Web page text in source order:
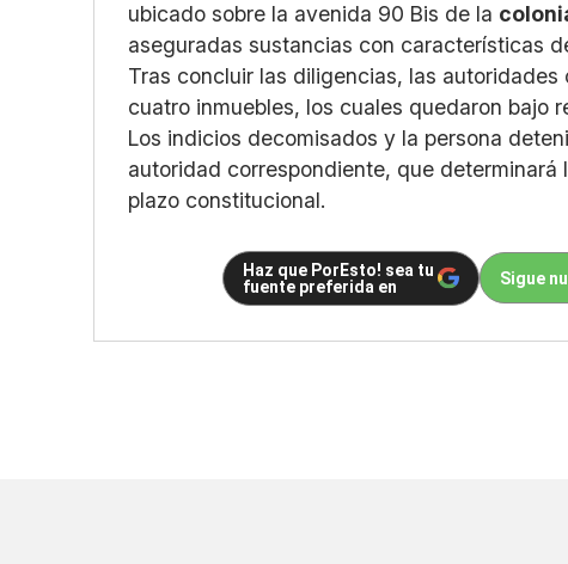
ubicado sobre la avenida 90 Bis de la
aseguradas sustancias con características
Tras concluir las diligencias, las
cuatro inmuebles, los cuales quedaron bajo
Los indicios decomisados y la persona
autoridad correspondiente, que
plazo constitucional.
Haz que PorEsto! sea tu
fuente preferida en
Sigue